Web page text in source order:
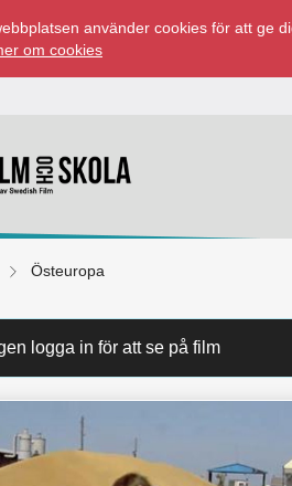
använder cookies för att ge
om cookies
Östeuropa
logga in för att se på film